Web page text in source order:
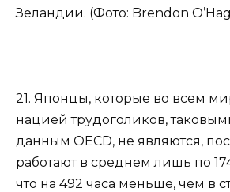
Зеландии. (Фото: Brendon
21. Японцы, которые во всем
нацией трудоголиков,
данным OECD, не являются,
работают в среднем лишь по
что на 492 часа меньше, чем в